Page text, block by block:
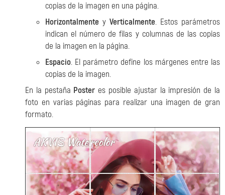
copias de la imagen en una página.
Horizontalmente y Verticalmente. Estos parámetros
indican el número de filas y columnas de las copias
de la imagen en la página.
Espacio. El parámetro define los márgenes entre las
copias de la imagen.
En la pestaña Poster es posible ajustar la impresión de la
foto en varias páginas para realizar una imagen de gran
formato.